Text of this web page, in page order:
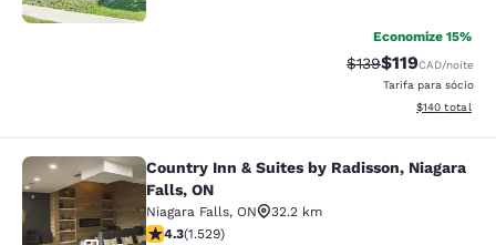
Economize 15%
Tarifa anterior
$139Tarifa com
$119CAD/noite
Tarifa para sócio
Exibir
$140 total
Country Inn & Suites by Radisson,
Country Inn & Suites by Radisson, Niagara
Falls, ON
Niagara Falls, ON
32.2 km
classificação 4.32 estrelas. Excelente. 1529 avaliações
4.3(1.529)